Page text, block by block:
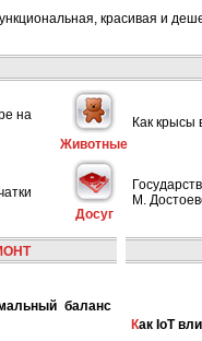
красивая и
на
Животные
Как крысы
Досуг
М.
Как IoT